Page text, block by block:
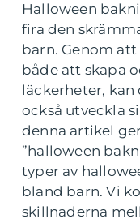
Halloween
fira den
barn. Genom
både att skapa
läckerheter,
också utveckla
denna artikel
”halloween
typer av
bland barn. Vi
skillnaderna